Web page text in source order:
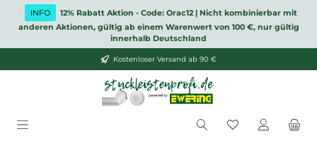
Zum Hauptinhalt springen
INFO
12% Rabatt Aktion - Code: Orac12 | Nicht kombinierbar mit
anderen Aktionen, gültig ab einem Warenwert von 100 €, nur gültig
innerhalb Deutschland
Kostenloser Versand ab 90 €
Du hast 0